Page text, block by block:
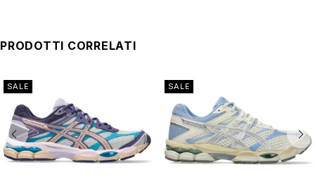
PRODOTTI CORRELATI
SALE SALE